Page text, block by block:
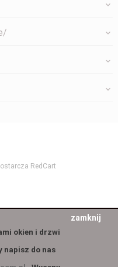
RedCart
okien i drzwi
napisz do nas
zamknij